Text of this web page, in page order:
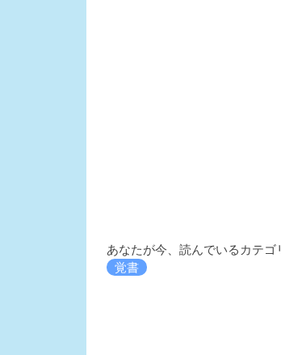
あなたが今、読んでいるカテゴ
覚書